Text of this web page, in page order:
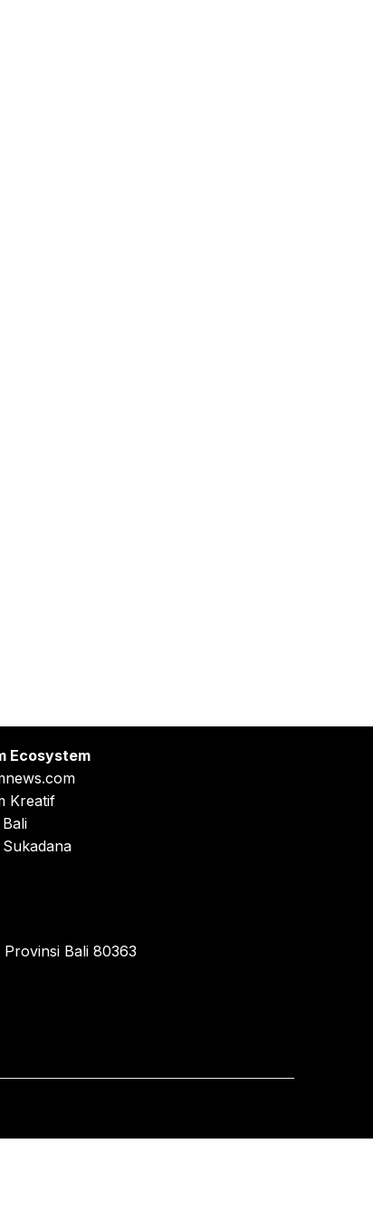
Ecosystem
Kreatif
Bali 80363